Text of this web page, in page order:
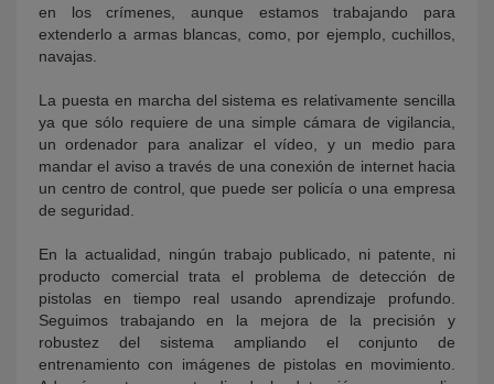
en los crímenes, aunque estamos trabajando para
extenderlo a armas blancas, como, por ejemplo, cuchillos,
navajas.
La puesta en marcha del sistema es relativamente sencilla
ya que sólo requiere de una simple cámara de vigilancia,
un ordenador para analizar el vídeo, y un medio para
mandar el aviso a través de una conexión de internet hacia
un centro de control, que puede ser policía o una empresa
de seguridad.
En la actualidad, ningún trabajo publicado, ni patente, ni
producto comercial trata el problema de detección de
pistolas en tiempo real usando aprendizaje profundo.
Seguimos trabajando en la mejora de la precisión y
robustez del sistema ampliando el conjunto de
entrenamiento con imágenes de pistolas en movimiento.